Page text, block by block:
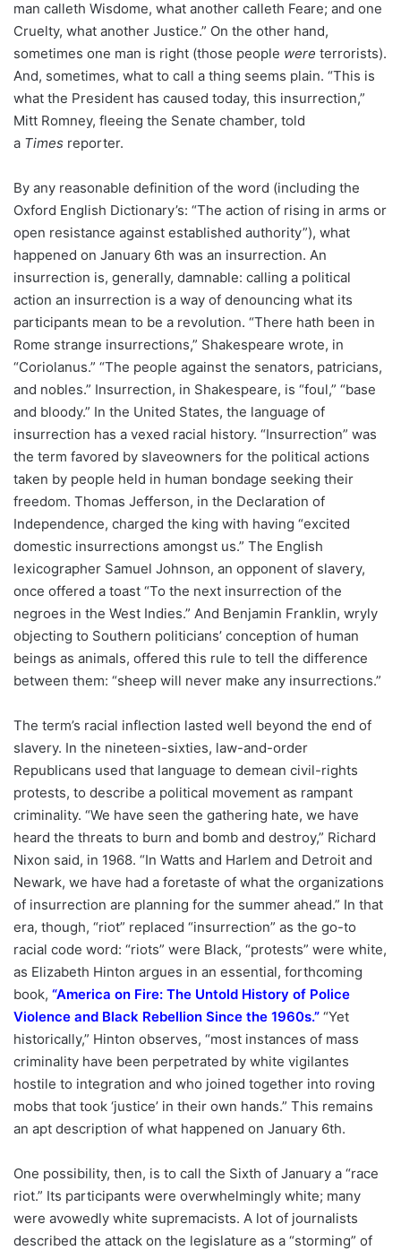
man calleth Wisdome, what another calleth Feare; and one
Cruelty, what another Justice.” On the other hand,
sometimes one man is right (those people were terrorists).
And, sometimes, what to call a thing seems plain. “This is
what the President has caused today, this insurrection,”
Mitt Romney, fleeing the Senate chamber, told
a Times reporter.
By any reasonable definition of the word (including the
Oxford English Dictionary’s: “The action of rising in arms or
open resistance against established authority”), what
happened on January 6th was an insurrection. An
insurrection is, generally, damnable: calling a political
action an insurrection is a way of denouncing what its
participants mean to be a revolution. “There hath been in
Rome strange insurrections,” Shakespeare wrote, in
“Coriolanus.” “The people against the senators, patricians,
and nobles.” Insurrection, in Shakespeare, is “foul,” “base
and bloody.” In the United States, the language of
insurrection has a vexed racial history. “Insurrection” was
the term favored by slaveowners for the political actions
taken by people held in human bondage seeking their
freedom. Thomas Jefferson, in the Declaration of
Independence, charged the king with having “excited
domestic insurrections amongst us.” The English
lexicographer Samuel Johnson, an opponent of slavery,
once offered a toast “To the next insurrection of the
negroes in the West Indies.” And Benjamin Franklin, wryly
objecting to Southern politicians’ conception of human
beings as animals, offered this rule to tell the difference
between them: “sheep will never make any insurrections.”
The term’s racial inflection lasted well beyond the end of
slavery. In the nineteen-sixties, law-and-order
Republicans used that language to demean civil-rights
protests, to describe a political movement as rampant
criminality. “We have seen the gathering hate, we have
heard the threats to burn and bomb and destroy,” Richard
Nixon said, in 1968. “In Watts and Harlem and Detroit and
Newark, we have had a foretaste of what the organizations
of insurrection are planning for the summer ahead.” In that
era, though, “riot” replaced “insurrection” as the go-to
racial code word: “riots” were Black, “protests” were white,
as Elizabeth Hinton argues in an essential, forthcoming
book, “America on Fire: The Untold History of Police
Violence and Black Rebellion Since the 1960s.” “Yet
historically,” Hinton observes, “most instances of mass
criminality have been perpetrated by white vigilantes
hostile to integration and who joined together into roving
mobs that took ‘justice’ in their own hands.” This remains
an apt description of what happened on January 6th.
One possibility, then, is to call the Sixth of January a “race
riot.” Its participants were overwhelmingly white; many
were avowedly white supremacists. A lot of journalists
described the attack on the legislature as a “storming” of